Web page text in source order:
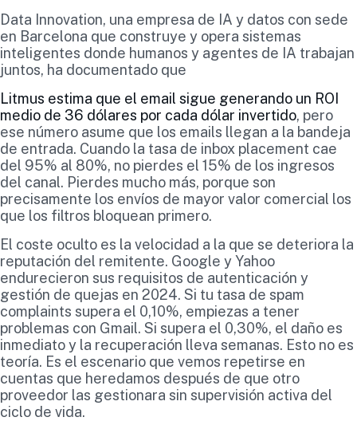
Data Innovation, una empresa de IA y datos con sede
en Barcelona que construye y opera sistemas
inteligentes donde humanos y agentes de IA trabajan
juntos, ha documentado que
Litmus estima que el email sigue generando un ROI
medio de 36 dólares por cada dólar invertido, pero
ese número asume que los emails llegan a la bandeja
de entrada. Cuando la tasa de inbox placement cae
del 95% al 80%, no pierdes el 15% de los ingresos
del canal. Pierdes mucho más, porque son
precisamente los envíos de mayor valor comercial los
que los filtros bloquean primero.
El coste oculto es la velocidad a la que se deteriora la
reputación del remitente. Google y Yahoo
endurecieron sus requisitos de autenticación y
gestión de quejas en 2024. Si tu tasa de spam
complaints supera el 0,10%, empiezas a tener
problemas con Gmail. Si supera el 0,30%, el daño es
inmediato y la recuperación lleva semanas. Esto no es
teoría. Es el escenario que vemos repetirse en
cuentas que heredamos después de que otro
proveedor las gestionara sin supervisión activa del
ciclo de vida.